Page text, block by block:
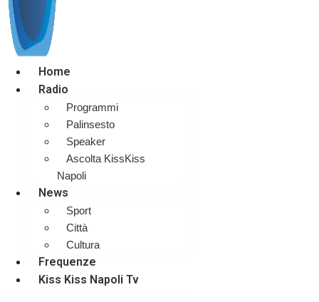
Home
Radio
Programmi
Palinsesto
Speaker
Ascolta KissKiss
Napoli
News
Sport
Città
Cultura
Frequenze
Kiss Kiss Napoli Tv